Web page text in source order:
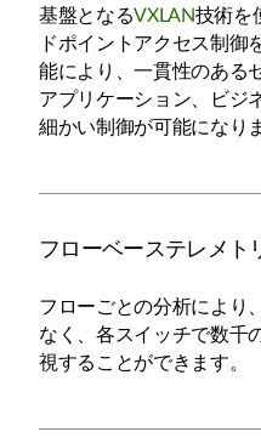
基盤となるVXLAN技術を
ドポイントアクセス制御
能により、一貫性のある
アプリケーション、ビジ
細かい制御が可能になり
フローベーステレメト
フローごとの分析により
なく、各スイッチで数千
視することができます。